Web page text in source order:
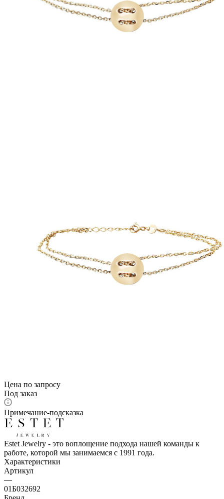
Цена по запросу
Под заказ
Примечание-подсказка
Estet Jewelry - это воплощение подхода нашей команды к
работе, которой мы занимаемся с 1991 года.
Характеристики
Артикул
—
01Б032692